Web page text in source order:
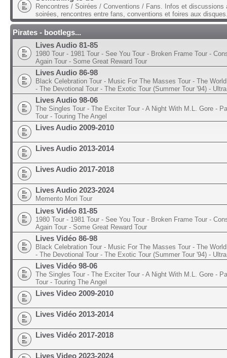
Rencontres / Soirées / Conventions / Fans. Infos et discussions
soirées, rencontres entre fans, conventions et foires aux
Pirates - bootlegs...
Lives Audio 81-85
1980 Tour - 1981 Tour - See You Tour - Broken Frame Tour -
Again Tour - Some Great Reward Tour
Lives Audio 86-98
Black Celebration Tour - Music For The Masses Tour - The
- The Devotional Tour - The Exotic Tour (Summer Tour '94) -
Lives Audio 98-06
The Singles Tour - The Exciter Tour - A Night With M.L. Gore -
Tour - Touring The Angel
Lives Audio 2009-2010
Lives Audio 2013-2014
Lives Audio 2017-2018
Lives Audio 2023-2024
Memento Mori Tour
Lives Vidéo 81-85
1980 Tour - 1981 Tour - See You Tour - Broken Frame Tour -
Again Tour - Some Great Reward Tour
Lives Vidéo 86-98
Black Celebration Tour - Music For The Masses Tour - The
- The Devotional Tour - The Exotic Tour (Summer Tour '94) -
Lives Vidéo 98-06
The Singles Tour - The Exciter Tour - A Night With M.L. Gore -
Tour - Touring The Angel
Lives Video 2009-2010
Lives Vidéo 2013-2014
Lives Vidéo 2017-2018
Lives Video 2023-2024